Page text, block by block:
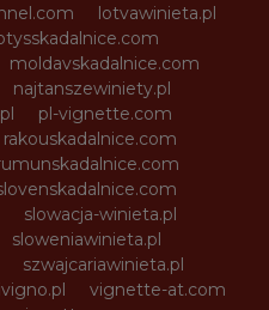
lotvawinieta.pl
moldavskadalnice.com
najtanszewiniety.pl
pl-vignette.com
rakouskadalnice.com
slowacja-winieta.pl
sloweniawinieta.pl
szwajcariawinieta.pl
vignette-at.com